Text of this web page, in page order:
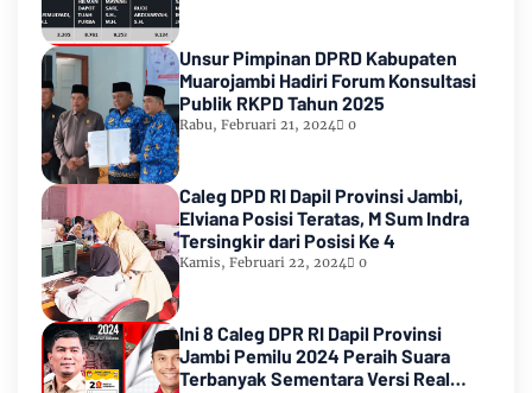
Unsur Pimpinan DPRD Kabupaten
Muarojambi Hadiri Forum Konsultasi
Publik RKPD Tahun 2025
Rabu, Februari 21, 2024 0
Caleg DPD RI Dapil Provinsi Jambi,
Elviana Posisi Teratas, M Sum Indra
Tersingkir dari Posisi Ke 4
Kamis, Februari 22, 2024 0
Ini 8 Caleg DPR RI Dapil Provinsi
Jambi Pemilu 2024 Peraih Suara
Terbanyak Sementara Versi Real